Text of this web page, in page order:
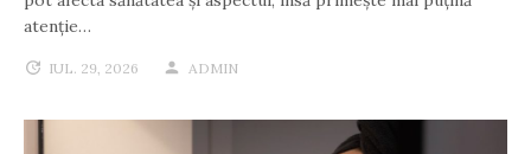
atenție…
IUL. 29, 2026 ADMIN